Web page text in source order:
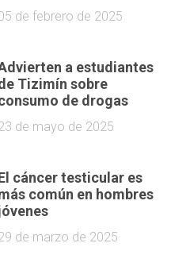
de febrero de 2025
a estudiantes
Tizimín sobre
de drogas
de mayo de 2025
cáncer testicular es
común en hombres
de marzo de 2025